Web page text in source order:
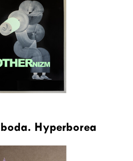
Hyperborea